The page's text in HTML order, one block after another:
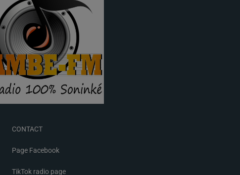
CONTACT
Page Facebook
TikTok radio page